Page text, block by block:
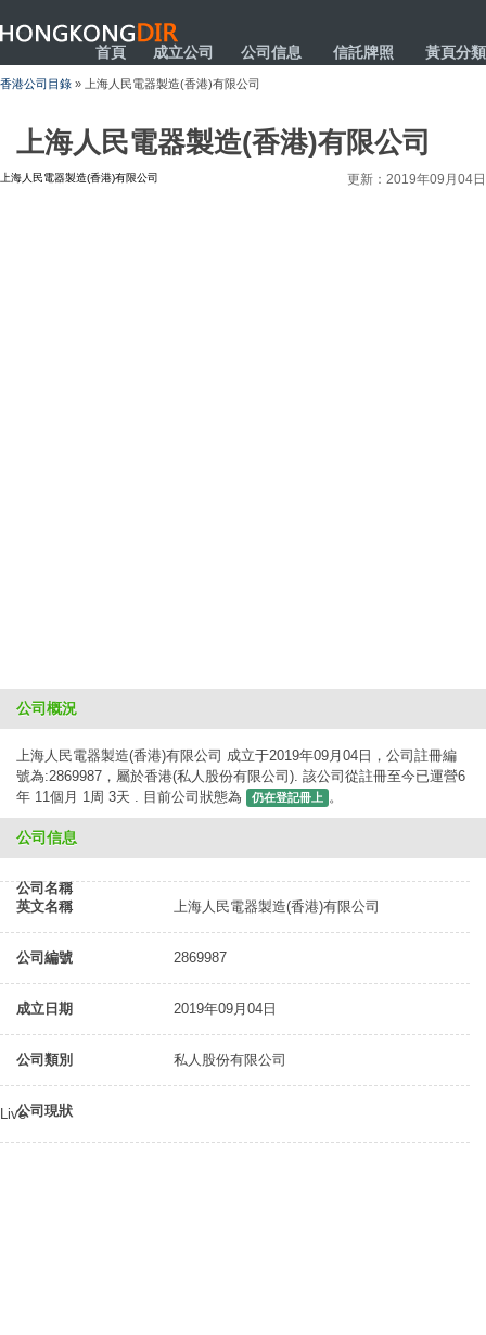
HONGKONGDIR
首頁 成立公司 公司信息 信託牌照 黃頁分類
香港公司目錄 » 上海人民電器製造(香港)有限公司
上海人民電器製造(香港)有限公司
上海人民電器製造(香港)有限公司 更新：2019年09月04日
公司概況
上海人民電器製造(香港)有限公司 成立于2019年09月04日，公司註冊編
號為:2869987，屬於香港(私人股份有限公司). 該公司從註冊至今已運營6
年 11個月 1周 3天 . 目前公司狀態為
仍在登記冊上 。
公司信息
公司名稱
英文名稱
上海人民電器製造(香港)有限公司
公司編號 2869987
成立日期 2019年09月04日
公司類別 私人股份有限公司
公司現狀
Live